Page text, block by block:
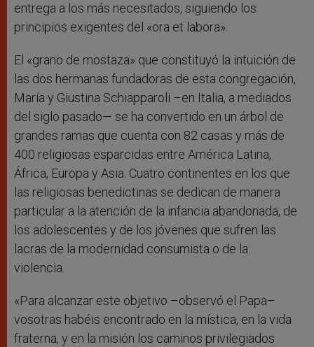
entrega a los más necesitados, siguiendo los
principios exigentes del «ora et labora».
El «grano de mostaza» que constituyó la intuición de
las dos hermanas fundadoras de esta congregación,
María y Giustina Schiapparoli –en Italia, a mediados
del siglo pasado— se ha convertido en un árbol de
grandes ramas que cuenta con 82 casas y más de
400 religiosas esparcidas entre América Latina,
África, Europa y Asia. Cuatro continentes en los que
las religiosas benedictinas se dedican de manera
particular a la atención de la infancia abandonada, de
los adolescentes y de los jóvenes que sufren las
lacras de la modernidad consumista o de la
violencia.
«Para alcanzar este objetivo –observó el Papa–
vosotras habéis encontrado en la mística, en la vida
fraterna, y en la misión los caminos privilegiados